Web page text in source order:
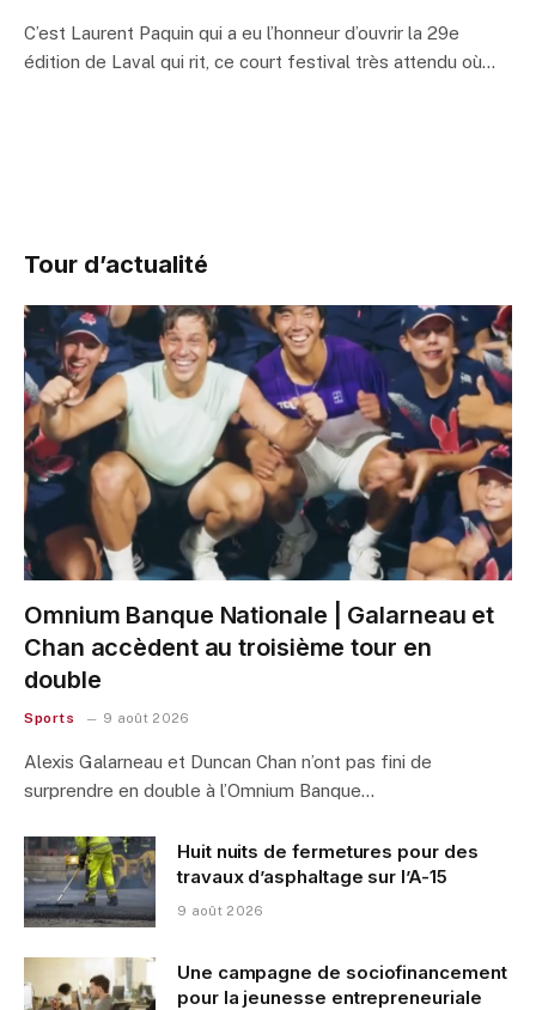
C’est Laurent Paquin qui a eu l’honneur d’ouvrir la 29e
édition de Laval qui rit, ce court festival très attendu où…
Tour d’actualité
Omnium Banque Nationale | Galarneau et
Chan accèdent au troisième tour en
double
Sports 9 août 2026
Alexis Galarneau et Duncan Chan n’ont pas fini de
surprendre en double à l’Omnium Banque…
Huit nuits de fermetures pour des
travaux d’asphaltage sur l’A-15
9 août 2026
Une campagne de sociofinancement
pour la jeunesse entrepreneuriale